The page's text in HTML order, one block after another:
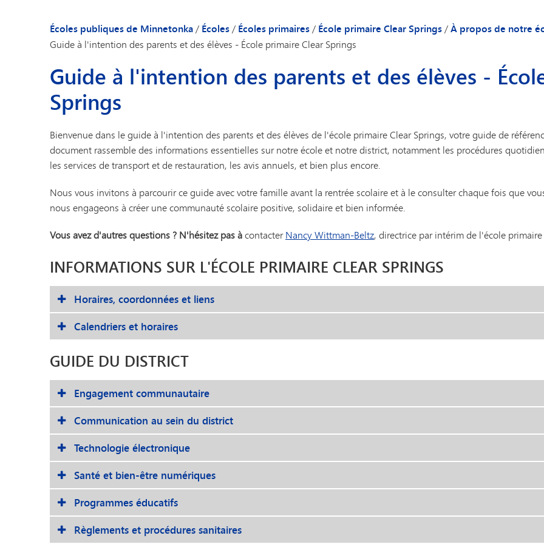
Mot de bienvenue du directeur
Actualités de l'école
Annuaire du personnel
Explorateurs
Écoles publiques de Minnetonka/ Écoles/ Écoles primaires/ École primaire Clear Springs/À propos de notre
Guide à l'intention des parents et des élèves - École primaire Clear Springs
Guide à l'intention des parents et des élèves -
Springs
Bienvenue dans le guide à l'intention des parents et des élèves de l'école primaire Clear Springs, votre guide de
document rassemble des informations essentielles sur notre école et notre district, notamment les procédures
les services de transport et de restauration, les avis annuels, et bien plus encore.
Nous vous invitons à parcourir ce guide avec votre famille avant la rentrée scolaire et à le consulter chaque fois que
nous engageons à créer une communauté scolaire positive, solidaire et bien informée.
Vous avez d'autres questions ? N'hésitez pas àcontacterNancy Wittman-Beltz, directrice par intérim de l'école primaire
INFORMATIONS SUR L'ÉCOLE PRIMAIRE CLEAR SPRINGS
Horaires, coordonnées et liens
Calendriers et horaires
GUIDE DU DISTRICT
Engagement communautaire
Communication au sein du district
Technologie électronique
Santé et bien-être numériques
Programmes éducatifs
Règlements et procédures sanitaires